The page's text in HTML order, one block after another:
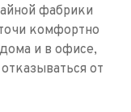
фабрики
комфортно
и в офисе,
от